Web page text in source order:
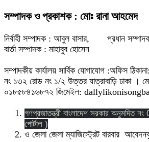
সম্পাদক ও প্রকাশক : মোঃ রানা আহমেদ
নির্বাহী সম্পাদক : আবুল বাসার, প্রধান
বার্তা সম্পাদক : মাহাবুব হোসেন
সম্পাদকীয় কার্যালয় সার্বিক যোগাযোগ :অফিস
নং ১৩২ রোড নং ১/২ উত্তর যাত্রাবাড়ি ঢাকা ।
০১৮৫৮৪১৬৮৭২ জিমেইল:
গণপ্রজাতন্ত্রী বাংলাদেশ সরকার অনুমদিত
পোর্টাল )
ও জেলা জেলা ম্যাজিস্ট্রেট বারবার